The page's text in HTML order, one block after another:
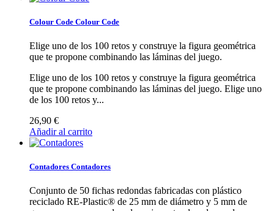
Colour Code Colour Code
Elige uno de los 100 retos y construye la figura geométrica
que te propone combinando las láminas del juego.
Elige uno de los 100 retos y construye la figura geométrica
que te propone combinando las láminas del juego. Elige uno
de los 100 retos y...
26,90 €
Añadir al carrito
Contadores Contadores
Conjunto de 50 fichas redondas fabricadas con plástico
reciclado RE-Plastic® de 25 mm de diámetro y 5 mm de